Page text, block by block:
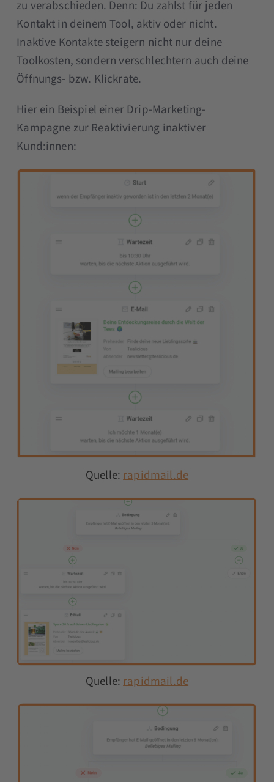
zu verabschieden. Denn: Du zahlst für jeden
Kontakt in deinem Tool, aktiv oder nicht.
Inaktive Kontakte steigern nicht nur deine
Toolkosten, sondern verschlechtern auch deine
Öffnungs- bzw. Klickrate.
Hier ein Beispiel einer Drip-Marketing-
Kampagne zur Reaktivierung inaktiver
Kund:innen:
Quelle:rapidmail.de
Quelle:rapidmail.de